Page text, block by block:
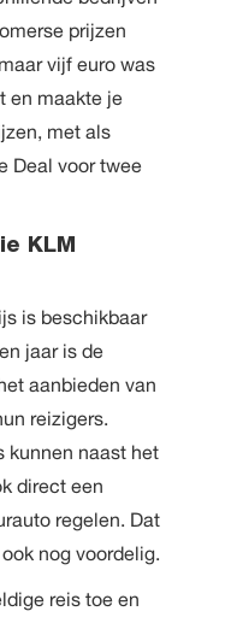
prijzen
vijf euro was
en maakte je
met als
Deal voor twee
KLM
is beschikbaar
jaar is de
aanbieden van
reizigers.
kunnen naast het
direct een
regelen. Dat
nog voordelig.
reis toe en